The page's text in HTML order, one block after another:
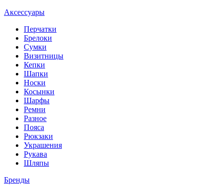
Аксессуары
Перчатки
Брелоки
Сумки
Визитницы
Кепки
Шапки
Носки
Косынки
Шарфы
Ремни
Разное
Пояса
Рюкзаки
Украшения
Рукава
Шляпы
Бренды